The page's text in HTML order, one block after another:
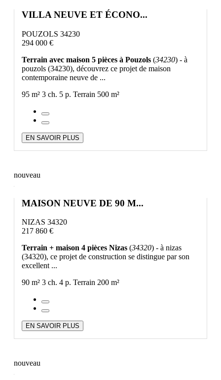
VILLA NEUVE ET ÉCONO...
POUZOLS 34230
294 000 €
Terrain avec maison 5 pièces à Pouzols (34230) - à
pouzols (34230), découvrez ce projet de maison
contemporaine neuve de ...
95 m² 3 ch. 5 p. Terrain 500 m²
EN SAVOIR PLUS
nouveau
MAISON NEUVE DE 90 M...
NIZAS 34320
217 860 €
Terrain + maison 4 pièces Nizas (34320) - à nizas
(34320), ce projet de construction se distingue par son
excellent ...
90 m² 3 ch. 4 p. Terrain 200 m²
EN SAVOIR PLUS
nouveau